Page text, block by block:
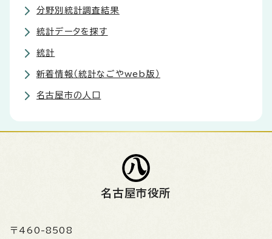
分野別統計調査結果
統計データを探す
統計
新着情報（統計なごやweb版）
名古屋市の人口
名古屋市役所
〒460-8508